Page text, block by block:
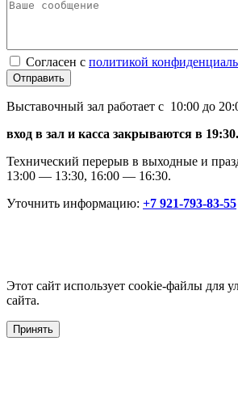
Согласен с политикой
Отправить
Выставочный зал работает с 10:00 до
вход в зал и касса закрываются в 19:30.
Технический перерыв в выходные и
13:00 — 13:30, 16:00 — 16:30.
Уточнить информацию: +7 921-793-83-55
Этот сайт использует cookie-файлы для
сайта.
Принять